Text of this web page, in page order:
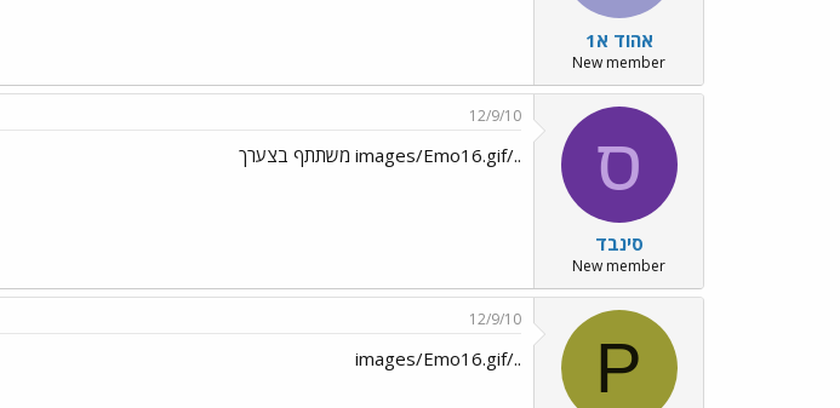
אהוד א1
New member
ס
סינבד
New member
12/9/10
../images/Emo16.gif משתתף בצערך
P
12/9/10
../images/Emo16.gif